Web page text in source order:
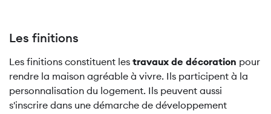
Les finitions
Les finitions constituent les travaux de décoration pour
rendre la maison agréable à vivre. Ils participent à la
personnalisation du logement. Ils peuvent aussi
s'inscrire dans une démarche de développement